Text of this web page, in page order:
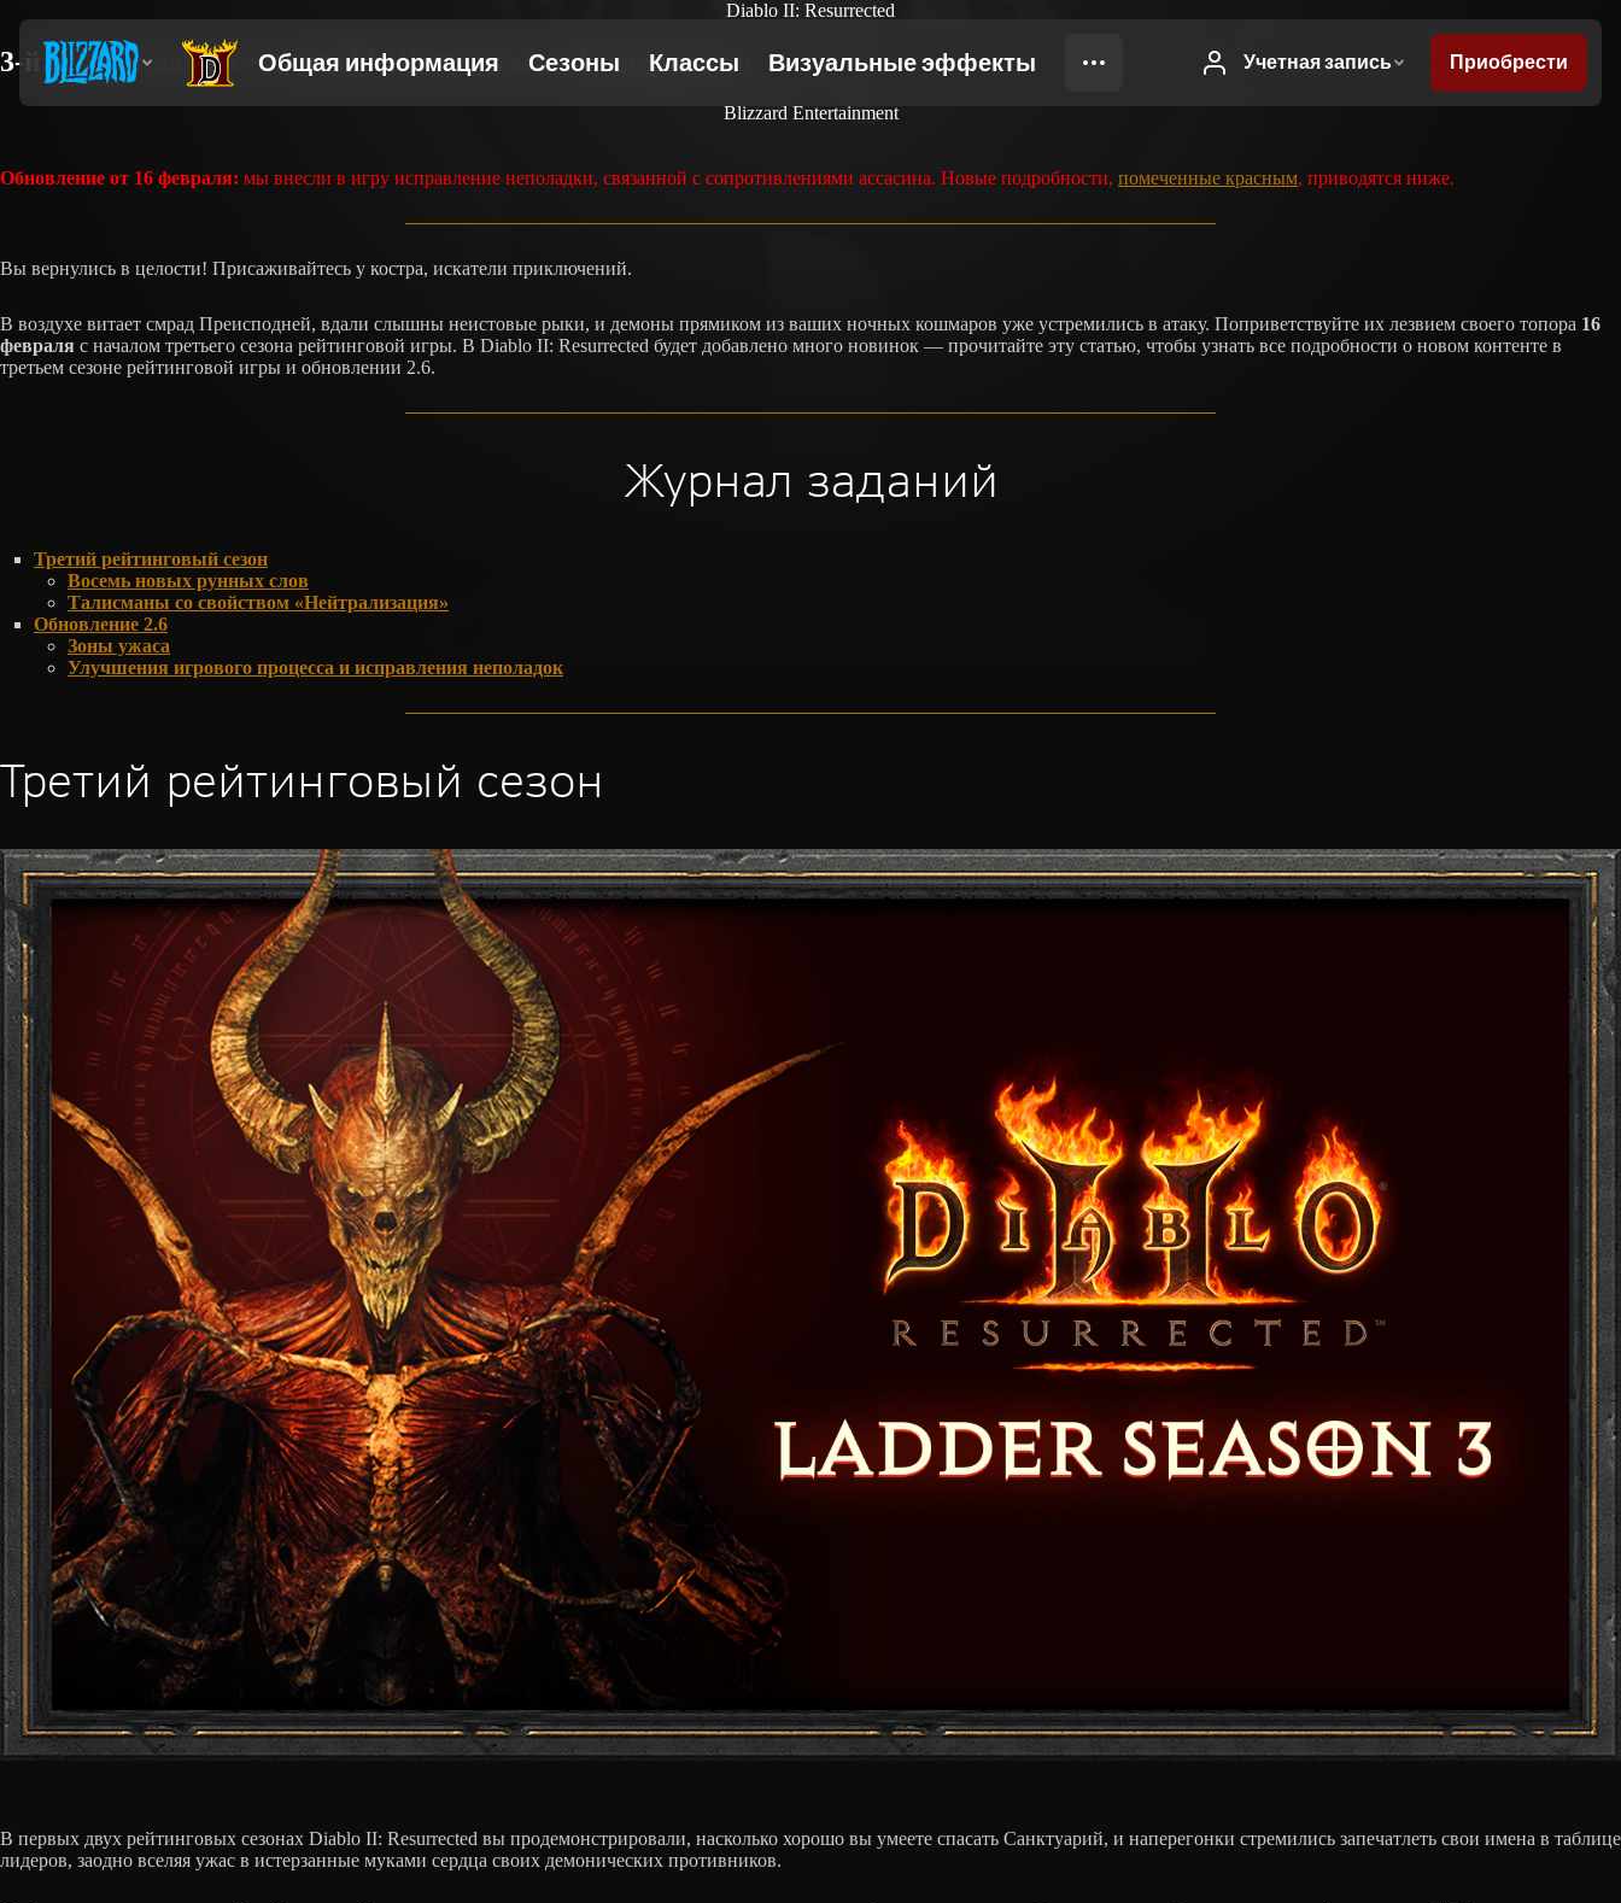
Diablo II: Resurrected
3-й рейтинговый сезон Diablo II: Resurrected завершился
Blizzard Entertainment
Обновление от 16 февраля: мы внесли в игру исправление неполадки, связанной с сопротивлениями ассасина. Новые подробности, помеченные красным, приводятся ниже.
Вы вернулись в целости! Присаживайтесь у костра, искатели приключений.
В воздухе витает смрад Преисподней, вдали слышны неистовые рыки, и демоны прямиком из ваших ночных кошмаров уже устремились в атаку. Поприветствуйте их лезвием своего топора 16
февраля с началом третьего сезона рейтинговой игры. В Diablo II: Resurrected будет добавлено много новинок — прочитайте эту статью, чтобы узнать все подробности о новом контенте в
третьем сезоне рейтинговой игры и обновлении 2.6.
Журнал заданий
Третий рейтинговый сезон
Восемь новых рунных слов
Талисманы со свойством «Нейтрализация»
Обновление 2.6
Зоны ужаса
Улучшения игрового процесса и исправления неполадок
Третий рейтинговый сезон
В первых двух рейтинговых сезонах Diablo II: Resurrected вы продемонстрировали, насколько хорошо вы умеете спасать Санктуарий, и наперегонки стремились запечатлеть свои имена в таблице
лидеров, заодно вселяя ужас в истерзанные муками сердца своих демонических противников.